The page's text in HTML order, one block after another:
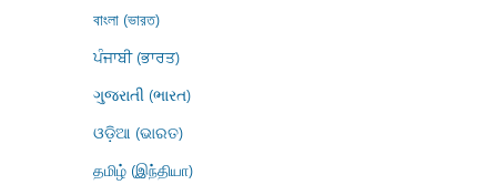
বাংলা (ভারত)
ਪੰਜਾਬੀ (ਭਾਰਤ)
ગુજરાતી (ભારત)
ଓଡ଼ିଆ (ଭାରତ)
தமிழ் (இந்தியா)